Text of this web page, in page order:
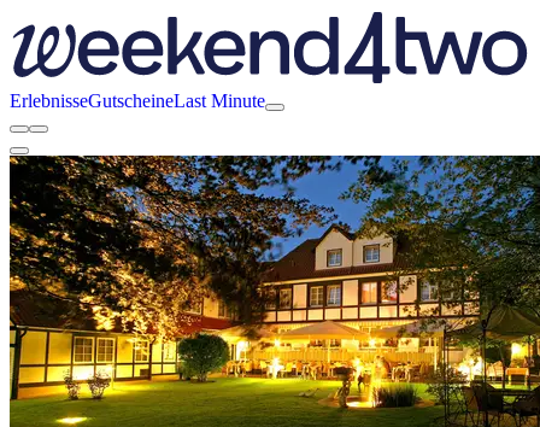
ErlebnisseGutscheineLast Minute